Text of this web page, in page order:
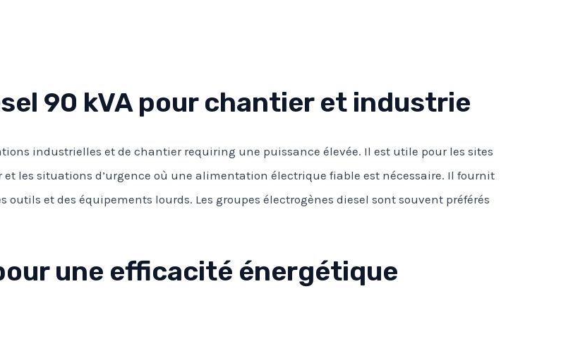
90 kVA pour chantier et industrie
industrielles et de chantier requiring une puissance élevée. Il est utile pour les sites
les situations d’urgence où une alimentation électrique fiable est nécessaire. Il fournit
et des équipements lourds. Les groupes électrogènes diesel sont souvent préférés
une efficacité énergétique